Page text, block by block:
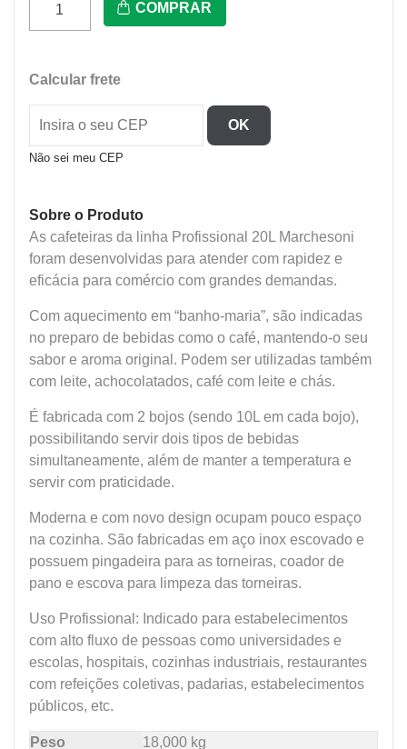
Profissional
2
Reservatorios
(10L
Cada)
quantidade
COMPRAR
Calcular frete
OK
Não sei meu CEP
Sobre o Produto
As cafeteiras da linha Profissional 20L Marchesoni
foram desenvolvidas para atender com rapidez e
eficácia para comércio com grandes demandas.
Com aquecimento em “banho-maria”, são indicadas
no preparo de bebidas como o café, mantendo-o seu
sabor e aroma original. Podem ser utilizadas também
com leite, achocolatados, café com leite e chás.
É fabricada com 2 bojos (sendo 10L em cada bojo),
possibilitando servir dois tipos de bebidas
simultaneamente, além de manter a temperatura e
servir com praticidade.
Moderna e com novo design ocupam pouco espaço
na cozinha. São fabricadas em aço inox escovado e
possuem pingadeira para as torneiras, coador de
pano e escova para limpeza das torneiras.
Uso Profissional: Indicado para estabelecimentos
com alto fluxo de pessoas como universidades e
escolas, hospitais, cozinhas industriais, restaurantes
com refeições coletivas, padarias, estabelecimentos
públicos, etc.
Peso
18,000 kg